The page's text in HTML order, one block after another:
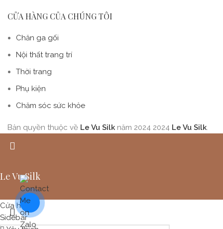
CỬA HÀNG CỦA CHÚNG TÔI
Chăn ga gối
Nội thất trang trí
Thời trang
Phụ kiện
Chăm sóc sức khỏe
Bản quyền thuộc về Le Vu Silk năm 2024 2024 Le Vu Silk
Le Vu Silk
Cửa hàng
Sidebar